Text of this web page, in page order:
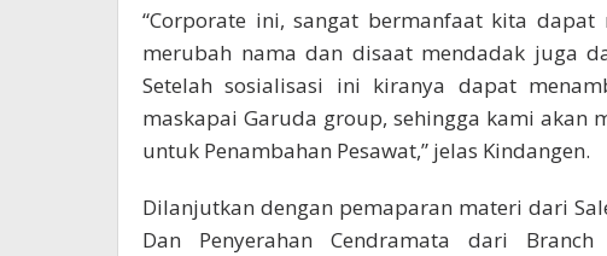
“Corporate ini, sangat bermanfaat kita
merubah nama dan disaat mendadak juga
Setelah sosialisasi ini kiranya dapat
maskapai Garuda group, sehingga kami akan
untuk Penambahan Pesawat,” jelas Kindangen.
Dilanjutkan dengan pemaparan materi dari
Dan Penyerahan Cendramata dari